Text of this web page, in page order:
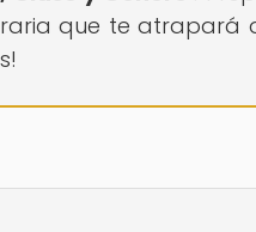
que te atrapará